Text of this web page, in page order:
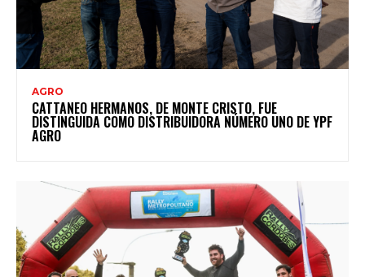
AGRO
CATTANEO HERMANOS, DE MONTE CRISTO, FUE
DISTINGUIDA COMO DISTRIBUIDORA NÚMERO UNO DE YPF
AGRO